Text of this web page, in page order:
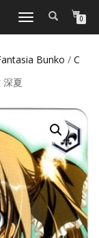
TOGGLE
0
Bunko / C
深夏